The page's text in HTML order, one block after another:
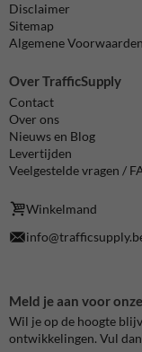
Disclaimer
Sitemap
Algemene Voorwaarden
Over TrafficSupply
Contact
Over ons
Nieuws en Blog
Levertijden
Veelgestelde vragen /
Winkelmand
Meld je aan voor
Wil je op de hoogte
ontwikkelingen. Vul